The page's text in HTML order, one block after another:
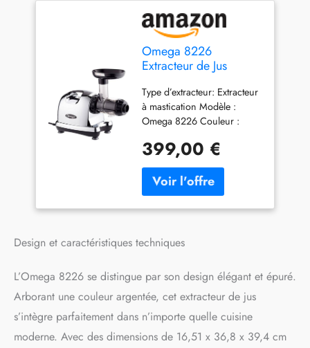
Omega 8226
Extracteur de Jus
39,4 cm, Argenté
Type d’extracteur: Extracteur
à mastication Modèle :
Omega 8226 Couleur :
du produit (L x l x H) : 36,8 x
16,5 x 39,4 cm Système
simple à vis unique
Extraction biphasée pour un
rendement supérieur Vitesse
tours / minute) Multi-équipé
(2 pichets, 2 tamis, 6 buses
qualité / prix <b> Garantie
</b>: 15 an(s) <b> Couleur
</b>: Chromé Diamètre du
goulot d'alimentation : 5 cm
Contenu du colis : 2 bols de
399,00 €
Design et caractéristiques techniques
L’Omega 8226 se distingue par son design élégant et épuré.
Arborant une couleur argentée, cet extracteur de jus
s’intègre parfaitement dans n’importe quelle cuisine
moderne. Avec des dimensions de 16,51 x 36,8 x 39,4 cm